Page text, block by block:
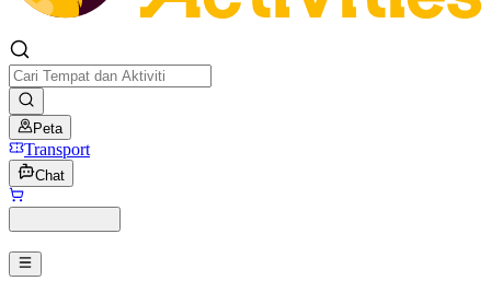
Peta
Transport
Chat